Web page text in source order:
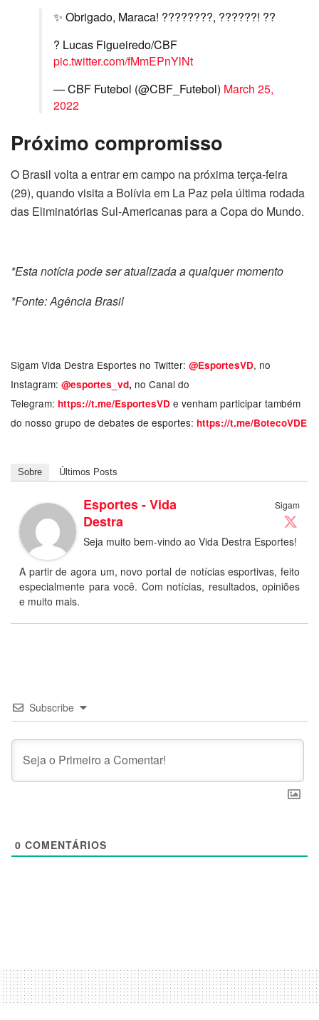
✨ Obrigado, Maraca! ????????, ??????! ??
? Lucas Figueiredo/CBF
pic.twitter.com/fMmEPnYlNt
— CBF Futebol (@CBF_Futebol) March 25,
2022
Próximo compromisso
O Brasil volta a entrar em campo na próxima terça-feira
(29), quando visita a Bolívia em La Paz pela última rodada
das Eliminatórias Sul-Americanas para a Copa do Mundo.
*Esta notícia pode ser atualizada a qualquer momento
*Fonte: Agência Brasil
Sigam Vida Destra Esportes no Twitter: @EsportesVD, no
Instagram: @esportes_vd, no Canal do
Telegram: https://t.me/EsportesVD e venham participar também
do nosso grupo de debates de esportes: https://t.me/BotecoVDE
Sobre Últimos Posts
Sigam
Esportes - Vida
Destra
Seja muito bem-vindo ao Vida Destra Esportes!
A partir de agora um, novo portal de notícias esportivas, feito
especialmente para você. Com notícias, resultados, opiniões
e muito mais.
Subscribe
0 COMENTÁRIOS